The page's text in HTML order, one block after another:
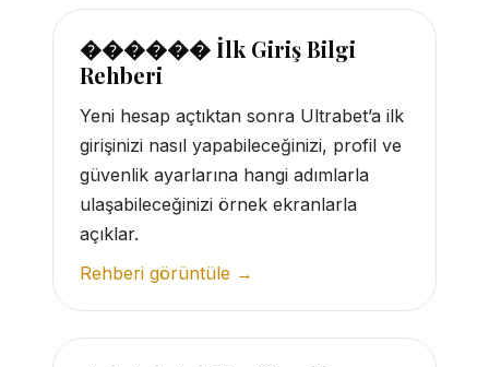
������ İlk Giriş Bilgi
Rehberi
Yeni hesap açtıktan sonra Ultrabet’a ilk
girişinizi nasıl yapabileceğinizi, profil ve
güvenlik ayarlarına hangi adımlarla
ulaşabileceğinizi örnek ekranlarla
açıklar.
Rehberi görüntüle →